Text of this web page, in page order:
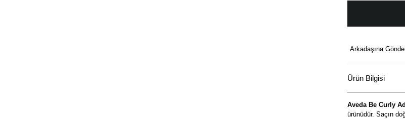
Arkadaşına
Ürün Bilgisi
Aveda Be Curly
ürünüdür. Saçın